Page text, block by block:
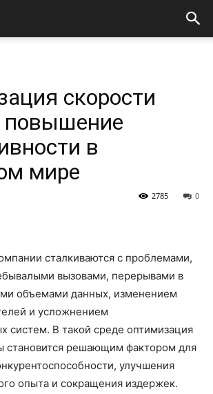
скорости
повышение
в
мире
0
2785
сталкиваются с проблемами,
вызовами, перерывами в
объемами данных, изменением
и усложнением
систем. В такой среде оптимизация
становится решающим фактором для
улучшения
опыта и сокращения издержек.